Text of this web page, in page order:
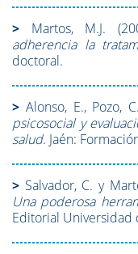
> Martos, M.J.
adherencia la
doctoral.
> Alonso, E., Pozo,
psicosocial y
salud. Jaén:
> Salvador, C. y
Una poderosa
Editorial Universidad